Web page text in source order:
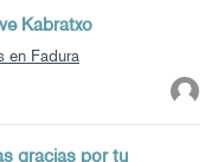
Kabratxo
en Fadura
gracias por tu